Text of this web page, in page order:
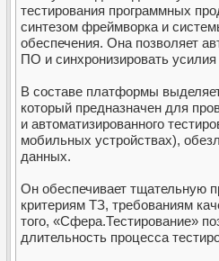
тестирования программных
синтезом фреймворка и
обеспечения. Она позволяет
ПО и синхронизировать
В составе платформы
который предназначен для
и автоматизированного
мобильных устройствах),
данных.
Он обеспечивает тщательную
критериям ТЗ, требованиям
того, «Сфера.Тестирование»
длительность процесса